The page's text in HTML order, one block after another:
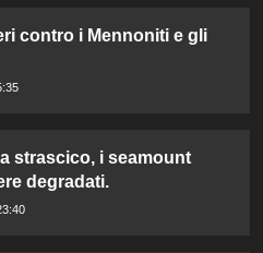
contro i Mennoniti e gli
strascico, i seamount
degradati.